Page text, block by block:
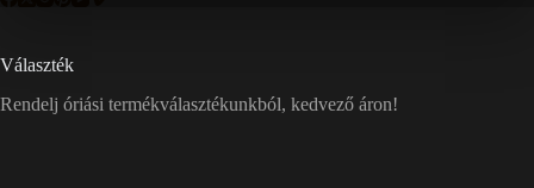
Választék
Rendelj óriási termékválasztékunkból, kedvező áron!